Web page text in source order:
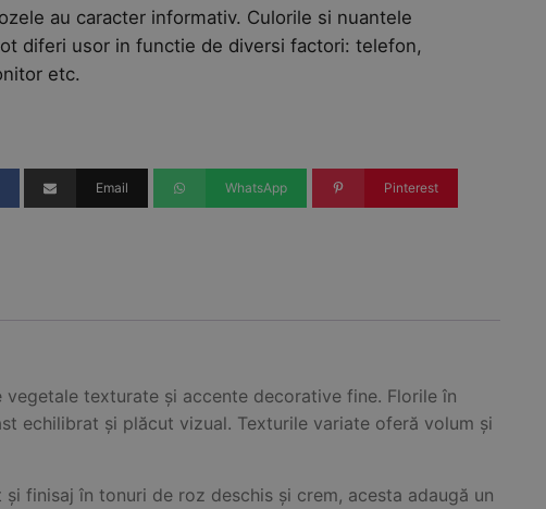
au caracter informativ. Culorile si nuantele
diferi usor in functie de diversi factori: telefon,
etc.
Email WhatsApp Pinterest
texturate și accente decorative fine. Florile în
echilibrat și plăcut vizual. Texturile variate oferă volum și
finisaj în tonuri de roz deschis și crem, acesta adaugă un